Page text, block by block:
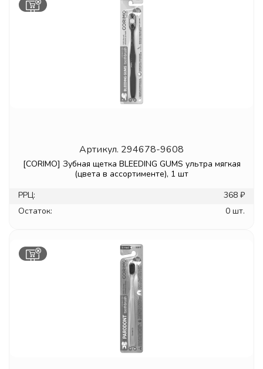
Артикул. 294678-9608
[CORIMO] Зубная щетка BLEEDING GUMS ультра мягкая
(цвета в ассортименте), 1 шт
РРЦ:
368 ₽
Остаток:
0 шт.